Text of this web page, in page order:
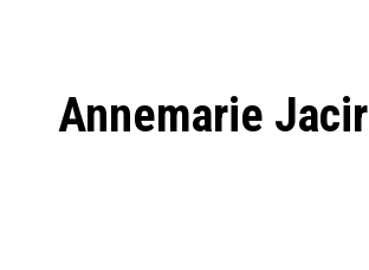
Annemarie Jacir